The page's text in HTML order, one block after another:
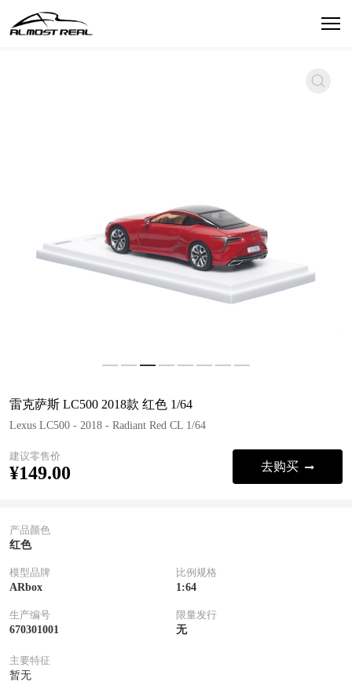
雷克萨斯 LC500 2018款 红色 1/64
Lexus LC500 - 2018 - Radiant Red CL 1/64
建议零售价
¥149.00 去购买
产品颜色
红色
模型品牌
ARbox
比例规格
1:64
生产编号
670301001
限量发行
无
主要特征
暂无